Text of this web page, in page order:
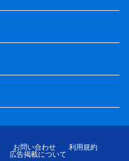
お問い合わせ
利用規約
広告掲載について